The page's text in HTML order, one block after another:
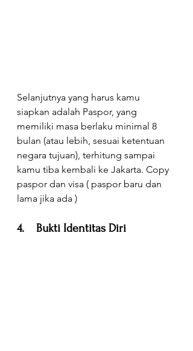
Selanjutnya yang harus kamu
siapkan adalah Paspor, yang
memiliki masa berlaku minimal 8
bulan (atau lebih, sesuai ketentuan
negara tujuan), terhitung sampai
kamu tiba kembali ke Jakarta. Copy
paspor dan visa ( paspor baru dan
lama jika ada )
4.    Bukti Identitas Diri